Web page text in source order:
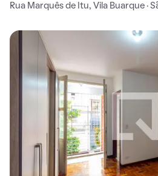
Rua Marquês de Itu, Vila Buarque ·